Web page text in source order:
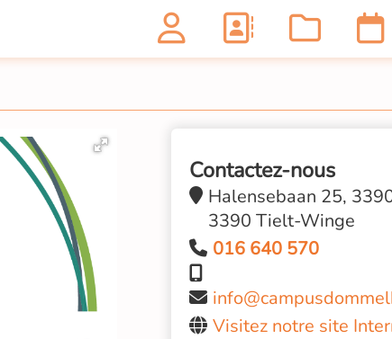
Contactez-nous
Halensebaan 25,
3390 Tielt-Winge
016 640 570
Visitez notre site